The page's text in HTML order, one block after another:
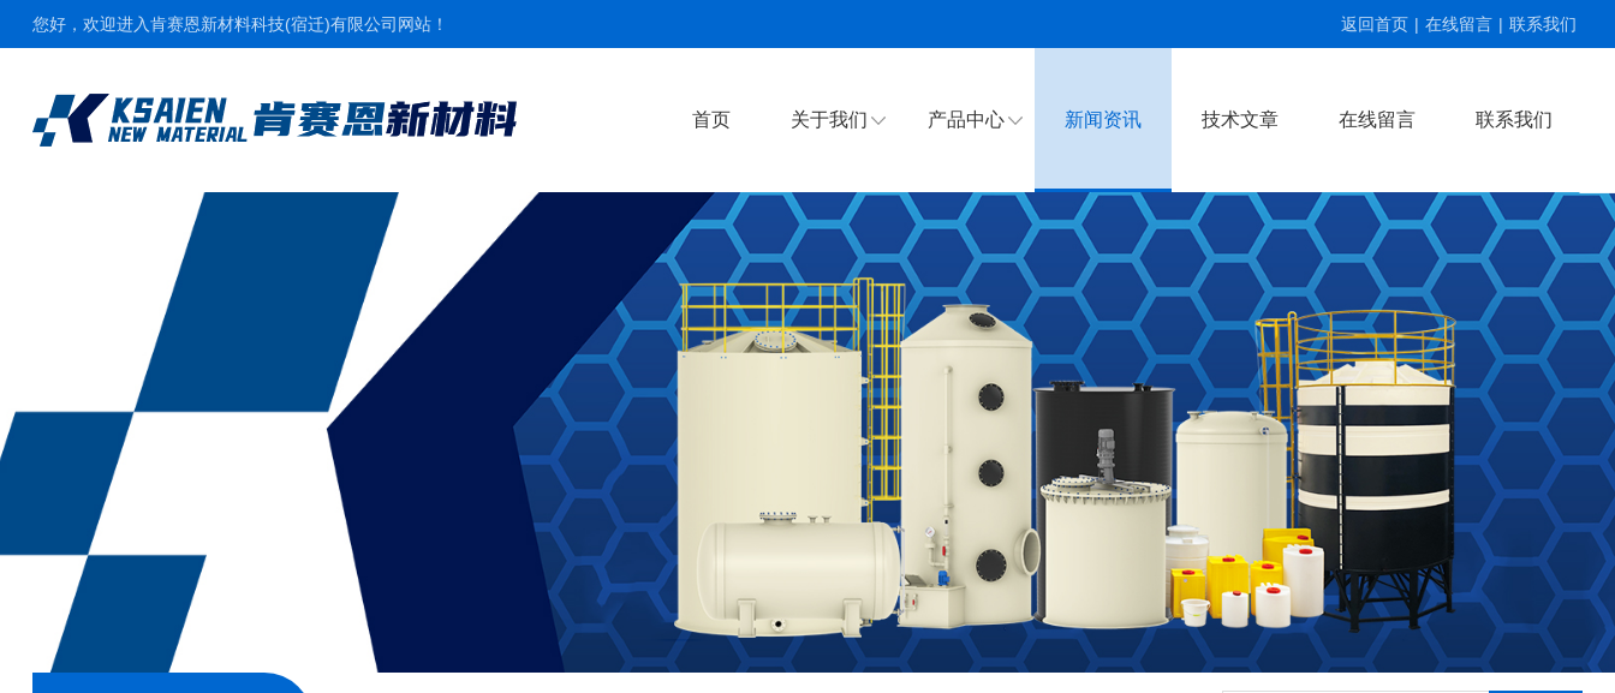
您好，欢迎进入肯赛恩新材料科技(宿迁)有限公司网站！ 返回首页 | 在线留言 | 联系我们
首页 关于我们 产品中心 新闻资讯 技术文章 在线留言 联系我们